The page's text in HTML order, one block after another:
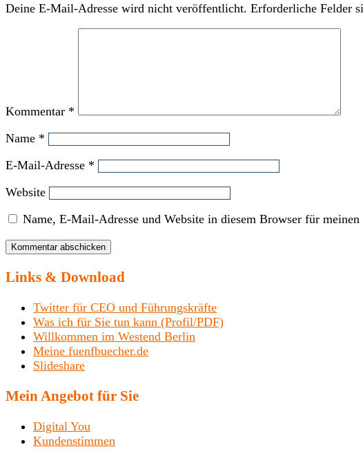
Deine E-Mail-Adresse wird nicht veröffentlicht. Erforderliche Felder
Kommentar *
Name *
E-Mail-Adresse *
Website
Name, E-Mail-Adresse und Website in diesem Browser für meinen
Links & Download
Twitter für CEO und Führungskräfte
Was ich für Sie tun kann (Profil/PDF)
Willkommen im Westend Berlin
Meine fuenfbuecher.de
Slideshare
Mein Angebot für Sie
Digital You
Kundenstimmen